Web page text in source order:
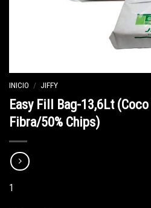
INICIO / JIFFY
Easy Fill Bag-13,6Lt
Fibra/50% Chips)
1